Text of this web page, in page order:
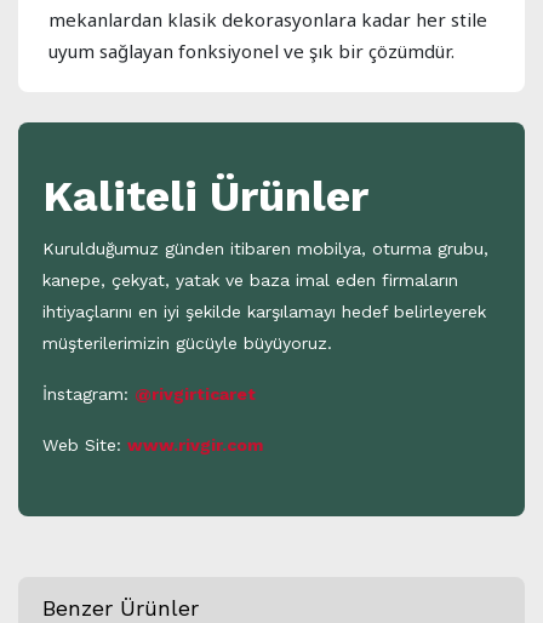
mekanlardan klasik dekorasyonlara kadar her stile
uyum sağlayan fonksiyonel ve şık bir çözümdür.
Kaliteli Ürünler
Kurulduğumuz günden itibaren mobilya, oturma grubu,
kanepe, çekyat, yatak ve baza imal eden firmaların
ihtiyaçlarını en iyi şekilde karşılamayı hedef belirleyerek
müşterilerimizin gücüyle büyüyoruz.
İnstagram: @rivgirticaret
Web Site: www.rivgir.com
Benzer Ürünler